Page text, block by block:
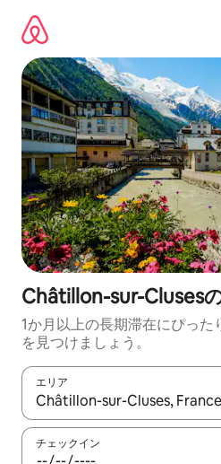
Châtillon-sur-Cluses
1か月以上の長期滞在にぴっ
を見つけましょう。
エリア
検索結果が表示されたら、上下
チェックイン